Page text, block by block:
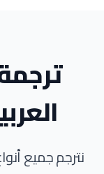
نترجم جميع